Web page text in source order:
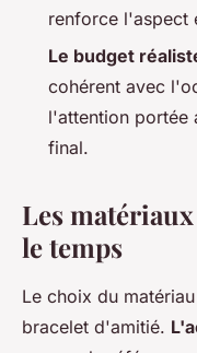
renforce l'aspect
Le budget
cohérent avec
l'attention portée
final.
Les
le temps
Le choix du
bracelet d'amitié.